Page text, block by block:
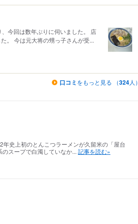
今回は数年ぶりに伺いました。 店
。 今は元大将の甥っ子さんが受...
口コミ をもっと見る （324人）
史上初のとんこつラーメンが久留米の「屋台
スープで白濁していなか... 記事を読む»